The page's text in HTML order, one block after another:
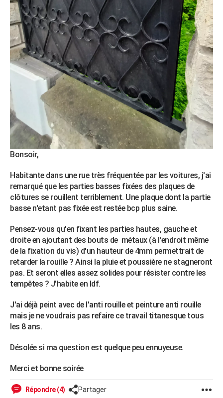
Destinations
City break
Voyage nature
Voyage de noces
Forum
Climat
+PHOTO
GUIDES D'ACHAT
BONS PLANS
CARTE DE VOEUX
Carte de Noël
Carte Bonne année
Carte Saint-Valentin
Carte Pâques
Carte d'anniversaire
DICTIONNAIRE
Dictionnaire
Biographies
Citations
Expressions
Proverbes
PROGRAMME TV
COPAINS D'AVANT
S'inscrire
Se connecter
Lycées
Collèges
Primaires
Universités
Entreprises
Service militaire
Avis de recherche
AVIS DE DÉCÈS
FORUM
Bricolage
Lifestyle
Culture
Sport
Auto
Television
Voyage
Cinema
Bonsoir,
Habitante dans une rue très fréquentée par les voitures, j'ai
remarqué que les parties basses fixées des plaques de
clôtures se rouillent terriblement. Une plaque dont la partie
basse n'etant pas fixée est restée bcp plus saine.
Pensez-vous qu'en fixant les parties hautes, gauche et
droite en ajoutant des bouts de métaux (à l'endroit même
de la fixation du vis) d'un hauteur de 4mm permettrait de
retarder la rouille ? Ainsi la pluie et poussière ne stagneront
pas. Et seront elles assez solides pour résister contre les
tempêtes ? J'habite en Idf.
J'ai déjà peint avec de l'anti rouille et peinture anti rouille
mais je ne voudrais pas refaire ce travail titanesque tous
les 8 ans.
Désolée si ma question est quelque peu ennuyeuse.
Merci et bonne soirée
Répondre (4) Partager